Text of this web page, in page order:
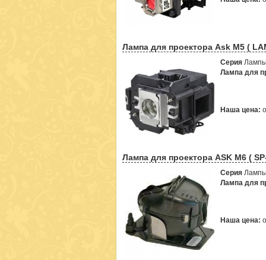
Лампа для проектора Ask M5 (
Серия
Лампа для
Наша цена:
Лампа для проектора ASK M6 (
Серия
Лампа для
Наша цена: